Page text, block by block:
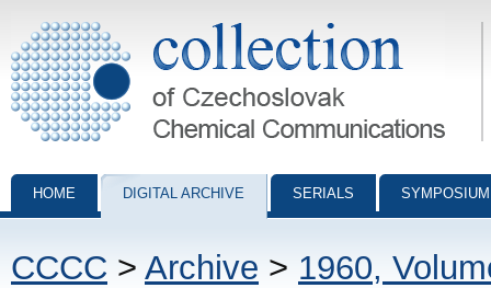
Collection of Czechoslovak Chemical Communications - digital
HOME DIGITAL ARCHIVE SERIALS
CCCC > Archive > 1960,